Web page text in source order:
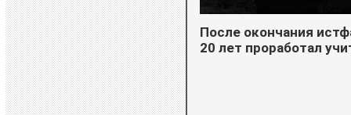
После окончания
20 лет проработал